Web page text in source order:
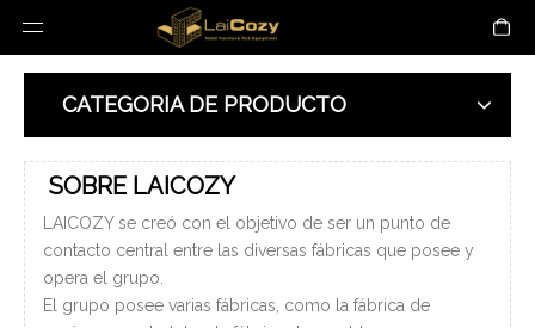
CATEGORIA DE PRODUCTO
SOBRE LAICOZY
LAICOZY se creó con el objetivo de ser un punto de
contacto central entre las diversas fábricas que posee y
opera el grupo.
El grupo posee varias fábricas, como la fábrica de